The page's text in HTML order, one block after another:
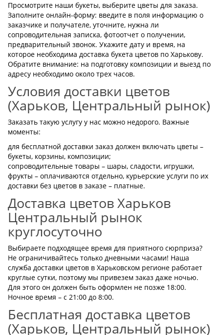
Просмотрите наши букеты, выберите цветы для заказа.
Заполните онлайн-форму: введите в поля информацию о
заказчике и получателе, уточните, нужна ли
сопроводительная записка, фотоотчет о получении,
предварительный звонок. Укажите дату и время, на
которое необходима доставка букета цветов по Харькову.
Обратите внимание: на подготовку композиции и выезд по
адресу необходимо около трех часов.
Условия доставки цветов
(Харьков, Центральный рынок)
Заказать такую услугу у нас можно недорого. Важные
моменты:
для бесплатной доставки заказ должен включать цветы –
букеты, корзины, композиции;
сопроводительные товары – шары, сладости, игрушки,
фрукты – оплачиваются отдельно, курьерские услуги по их
доставки без цветов в заказе – платные.
Доставка цветов Харьков
Центральный рынок
круглосуточно
Выбираете подходящее время для приятного сюрприза?
Не ограничивайтесь только дневными часами! Наша
служба доставки цветов в Харьковском регионе работает
круглые сутки, поэтому мы привезем заказ даже ночью.
Для этого он должен быть оформлен не позже 18:00.
Ночное время – с 21:00 до 8:00.
Бесплатная доставка цветов
(Харьков, Центральный рынок)